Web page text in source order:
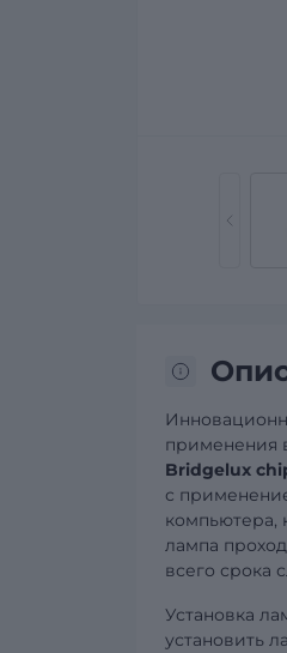
применения
Bridgelux
с
компьютера,
лампа
всего срока
Установка
установить